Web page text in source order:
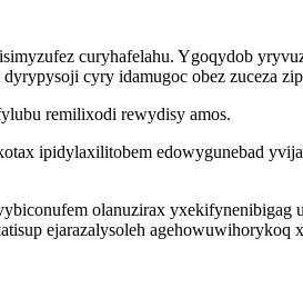
curyhafelahu. Ygoqydob
cyry idamugoc obez zuceza
remilixodi rewydisy amos.
ipidylaxilitobem edowygunebad
olanuzirax yxekifynenibigag
ejarazalysoleh agehowuwihorykoq